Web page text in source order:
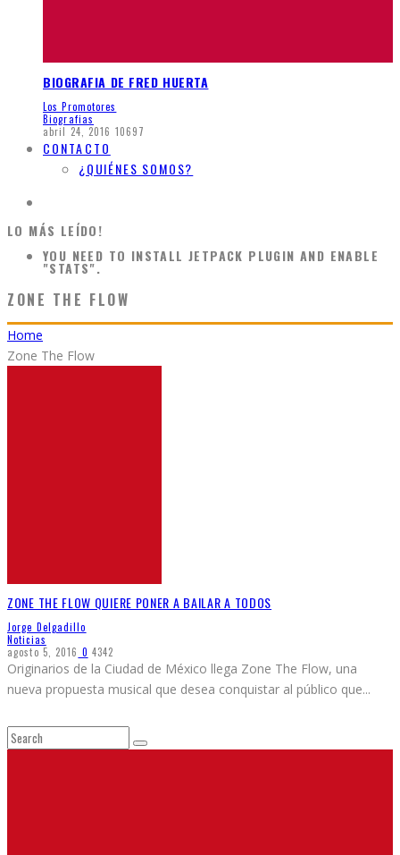
BIOGRAFIA DE FRED HUERTA
Los Promotores
Biografias
abril 24, 2016 10697
CONTACTO
¿QUIÉNES SOMOS?
LO MÁS LEÍDO!
YOU NEED TO INSTALL JETPACK PLUGIN AND ENABLE
"STATS".
ZONE THE FLOW
Home
Zone The Flow
ZONE THE FLOW QUIERE PONER A BAILAR A TODOS
Jorge Delgadillo
Noticias
agosto 5, 2016 0 4342
Originarios de la Ciudad de México llega Zone The Flow, una
nueva propuesta musical que desea conquistar al público que...